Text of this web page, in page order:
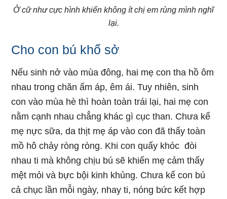
Ở cữ như cực hình khiến không ít chị em rùng mình nghĩ
lại.
Cho con bú khổ sở
Nếu sinh nở vào mùa đông, hai mẹ con tha hồ ôm
nhau trong chăn ấm áp, êm ái. Tuy nhiên, sinh
con vào mùa hè thì hoàn toàn trái lại, hai mẹ con
nằm cạnh nhau chẳng khác gì cục than. Chưa kể
mẹ nực sữa, da thịt mẹ áp vào con đã thấy toàn
mồ hô chảy ròng ròng. Khi con quấy khóc đòi
nhau ti mà không chịu bú sẽ khiến mẹ cảm thấy
mệt mỏi và bực bội kinh khủng. Chưa kể con bú
cả chục lần mỗi ngày, nhay ti, nóng bức kết hợp